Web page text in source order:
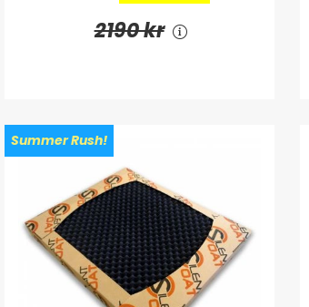
2190 kr
Summer Rush!